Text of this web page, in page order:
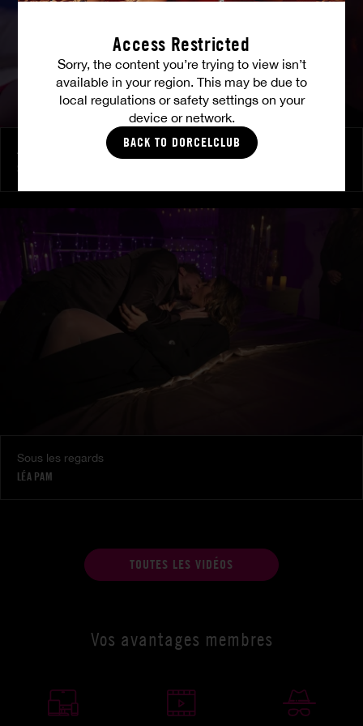
Access Restricted
Sorry, the content you’re trying to view isn’t
available in your region. This may be due to
local regulations or safety settings on your
device or network.
BACK TO DORCELCLUB
À ses ordres
Sous les regards
LÉA PAM
TOUTES LES VIDÉOS
Vos avantages membres